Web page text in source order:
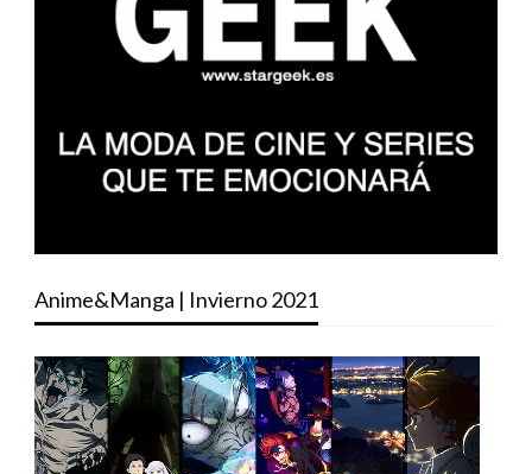
Anime&Manga | Invierno 2021